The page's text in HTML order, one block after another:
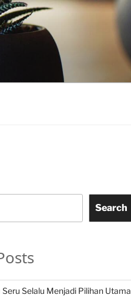
Search
Selalu Menjadi Pilihan Utama